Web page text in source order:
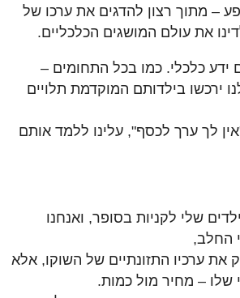
– מתוך רצון להדגים את ערכו של
את עולם המושגים הכלכליים.
כלכלי. כמו בכל התחומים –
ירכשו בילדותם המוקדמת תלויים
לך ערך לכסף", עלינו ללמד אותם
שלי לקניות בסופר, ואנחנו
החלב,
את ערכיו התזונתיים של השוקו, אלא
– מחיר מול כמות.